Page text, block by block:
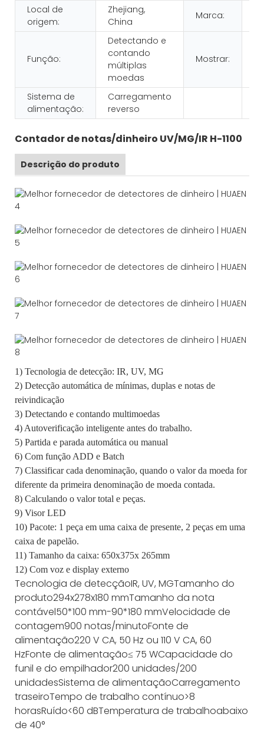
Local de
origem:
Zhejiang,
China
Marca:
Função:
Detectando e
contando
múltiplas
moedas
Mostrar:
Sistema de
alimentação:
Carregamento
reverso
Contador de notas/dinheiro UV/MG/IR H-1100
Descrição do produto
1) Tecnologia de detecção: IR, UV, MG
2) Detecção automática de mínimas, duplas e notas de
reivindicação
3) Detectando e contando multimoedas
4) Autoverificação inteligente antes do trabalho.
5) Partida e parada automática ou manual
6) Com função ADD e Batch
7) Classificar cada denominação, quando o valor da moeda for
diferente da primeira denominação de moeda contada.
8) Calculando o valor total e peças.
9) Visor LED
10) Pacote: 1 peça em uma caixa de presente, 2 peças em uma
caixa de papelão.
11) Tamanho da caixa: 650x375x 265mm
12) Com voz e display externo
Tecnologia de detecçãoIR, UV, MGTamanho do
produto294x278x180 mmTamanho da nota
contável50*100 mm-90*180 mmVelocidade de
contagem900 notas/minutoFonte de
alimentação220 V CA, 50 Hz ou 110 V CA, 60
HzFonte de alimentação≤ 75 WCapacidade do
funil e do empilhador200 unidades/200
unidadesSistema de alimentaçãoCarregamento
traseiroTempo de trabalho contínuo>8
horasRuído<60 dBTemperatura de trabalhoabaixo
de 40°